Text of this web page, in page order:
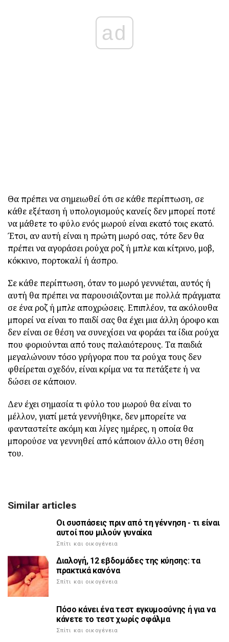
ad
Θα πρέπει να σημειωθεί ότι σε κάθε περίπτωση, σε
κάθε εξέταση ή υπολογισμούς κανείς δεν μπορεί ποτέ
να μάθετε το φύλο ενός μωρού είναι εκατό τοις εκατό.
Έτσι, αν αυτή είναι η πρώτη μωρό σας, τότε δεν θα
πρέπει να αγοράσει ρούχα ροζ ή μπλε και κίτρινο, μοβ,
κόκκινο, πορτοκαλί ή άσπρο.
Σε κάθε περίπτωση, όταν το μωρό γεννιέται, αυτός ή
αυτή θα πρέπει να παρουσιάζονται με πολλά πράγματα
σε ένα ροζ ή μπλε αποχρώσεις. Επιπλέον, τα ακόλουθα
μπορεί να είναι το παιδί σας θα έχει μια άλλη όροφο και
δεν είναι σε θέση να συνεχίσει να φοράει τα ίδια ρούχα
που φοριούνται από τους παλαιότερους. Τα παιδιά
μεγαλώνουν τόσο γρήγορα που τα ρούχα τους δεν
φθείρεται σχεδόν, είναι κρίμα να τα πετάξετε ή να
δώσει σε κάποιον.
Δεν έχει σημασία τι φύλο του μωρού θα είναι το
μέλλον, γιατί μετά γεννήθηκε, δεν μπορείτε να
φανταστείτε ακόμη και λίγες ημέρες, η οποία θα
μπορούσε να γεννηθεί από κάποιον άλλο στη θέση
του.
Similar articles
Οι συσπάσεις πριν από τη γέννηση - τι είναι
αυτοί που μιλούν γυναίκα
Σπίτι και οικογένεια
Διαλογή, 12 εβδομάδες της κύησης: τα
πρακτικά κανόνα
Σπίτι και οικογένεια
Πόσο κάνει ένα τεστ εγκυμοσύνης ή για να
κάνετε το τεστ χωρίς σφάλμα
Σπίτι και οικογένεια